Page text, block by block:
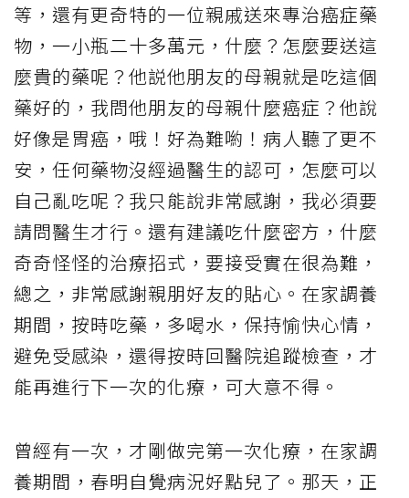
等，還有更奇特的一位親戚送來專治癌症藥
物，一小瓶二十多萬元，什麼？怎麼要送這
麼貴的藥呢？他説他朋友的母親就是吃這個
藥好的，我問他朋友的母親什麼癌症？他說
好像是胃癌，哦！好為難喲！病人聽了更不
安，任何藥物沒經過醫生的認可，怎麼可以
自己亂吃呢？我只能說非常感謝，我必須要
請問醫生才行。還有建議吃什麼密方，什麼
奇奇怪怪的治療招式，要接受實在很為難，
總之，非常感謝親朋好友的貼心。在家調養
期間，按時吃藥，多喝水，保持愉快心情，
避免受感染，還得按時回醫院追蹤檢查，才
能再進行下一次的化療，可大意不得。
曾經有一次，才剛做完第一次化療，在家調
養期間，春明自覺病況好點兒了。那天，正